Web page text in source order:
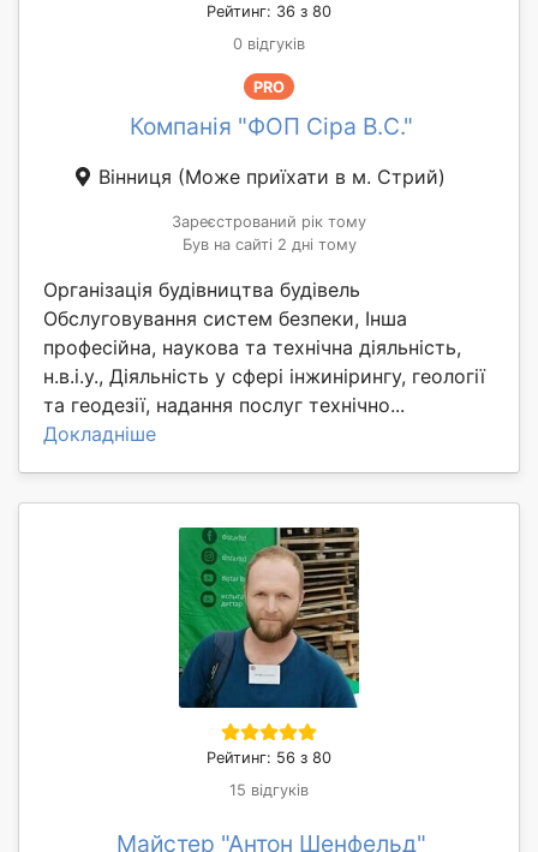
Рейтинг: 36 з 80
0 відгуків
PRO
Компанія "ФОП Сіра В.С."
Вінниця (Може приїхати в м. Стрий)
Зареєстрований рік тому
Був на сайті 2 дні тому
Організація будівництва будівель
Обслуговування систем безпеки, Інша
професійна, наукова та технічна діяльність,
н.в.і.у., Діяльність у сфері інжинірингу, геології
та геодезії, надання послуг технічно...
Докладніше
Рейтинг: 56 з 80
15 відгуків
Майстер "Антон Шенфельд"